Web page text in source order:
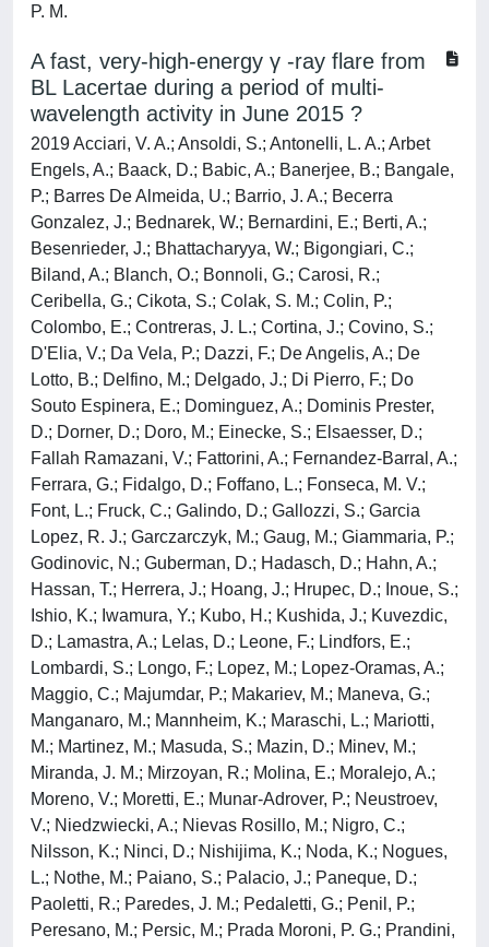
P. M.
A fast, very-high-energy γ -ray flare from
BL Lacertae during a period of multi-
wavelength activity in June 2015 ?
2019 Acciari, V. A.; Ansoldi, S.; Antonelli, L. A.; Arbet
Engels, A.; Baack, D.; Babic, A.; Banerjee, B.; Bangale,
P.; Barres De Almeida, U.; Barrio, J. A.; Becerra
Gonzalez, J.; Bednarek, W.; Bernardini, E.; Berti, A.;
Besenrieder, J.; Bhattacharyya, W.; Bigongiari, C.;
Biland, A.; Blanch, O.; Bonnoli, G.; Carosi, R.;
Ceribella, G.; Cikota, S.; Colak, S. M.; Colin, P.;
Colombo, E.; Contreras, J. L.; Cortina, J.; Covino, S.;
D'Elia, V.; Da Vela, P.; Dazzi, F.; De Angelis, A.; De
Lotto, B.; Delfino, M.; Delgado, J.; Di Pierro, F.; Do
Souto Espinera, E.; Dominguez, A.; Dominis Prester,
D.; Dorner, D.; Doro, M.; Einecke, S.; Elsaesser, D.;
Fallah Ramazani, V.; Fattorini, A.; Fernandez-Barral, A.;
Ferrara, G.; Fidalgo, D.; Foffano, L.; Fonseca, M. V.;
Font, L.; Fruck, C.; Galindo, D.; Gallozzi, S.; Garcia
Lopez, R. J.; Garczarczyk, M.; Gaug, M.; Giammaria, P.;
Godinovic, N.; Guberman, D.; Hadasch, D.; Hahn, A.;
Hassan, T.; Herrera, J.; Hoang, J.; Hrupec, D.; Inoue, S.;
Ishio, K.; Iwamura, Y.; Kubo, H.; Kushida, J.; Kuvezdic,
D.; Lamastra, A.; Lelas, D.; Leone, F.; Lindfors, E.;
Lombardi, S.; Longo, F.; Lopez, M.; Lopez-Oramas, A.;
Maggio, C.; Majumdar, P.; Makariev, M.; Maneva, G.;
Manganaro, M.; Mannheim, K.; Maraschi, L.; Mariotti,
M.; Martinez, M.; Masuda, S.; Mazin, D.; Minev, M.;
Miranda, J. M.; Mirzoyan, R.; Molina, E.; Moralejo, A.;
Moreno, V.; Moretti, E.; Munar-Adrover, P.; Neustroev,
V.; Niedzwiecki, A.; Nievas Rosillo, M.; Nigro, C.;
Nilsson, K.; Ninci, D.; Nishijima, K.; Noda, K.; Nogues,
L.; Nothe, M.; Paiano, S.; Palacio, J.; Paneque, D.;
Paoletti, R.; Paredes, J. M.; Pedaletti, G.; Penil, P.;
Peresano, M.; Persic, M.; Prada Moroni, P. G.; Prandini,